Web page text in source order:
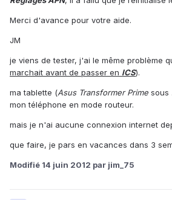
Merci d'avance pour votre aide.
JM
je viens de tester, j'ai le même problème
marchait avant de passer en ICS).
ma tablette (Asus Transformer Prime sous
mon téléphone en mode routeur.
mais je n'ai aucune connexion internet
que faire, je pars en vacances dans 3
Modifié 14 juin 2012 par jim_75